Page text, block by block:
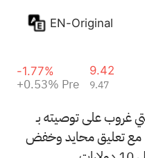
EN-Original
9.42
9.47
-1.77%
+0.53% Pre
غروب على توصيته بـ
) مع تعليق محايد وخفض